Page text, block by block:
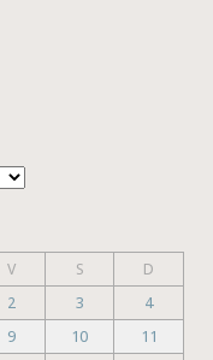
V S
D
2 3
4
9 10
11